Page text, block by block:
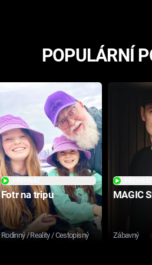
POPULÁRNÍ
Fotr na tripu
Rodinný / Reality / Cestopisný
MAGIC
Zábavný